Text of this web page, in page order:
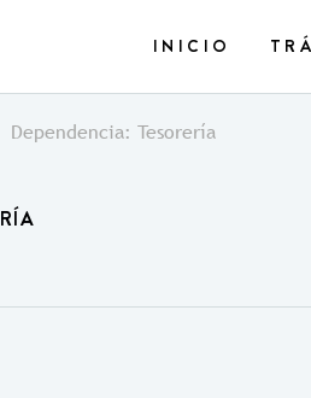
INICIO
Dependencia: Tesorería